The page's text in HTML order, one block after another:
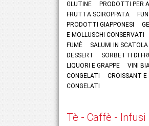
GLUTINE
PRODOTTI PER
FRUTTA SCIROPPATA
PRODOTTI GIAPPONESI
E MOLLUSCHI CONSERVATI
FUMÈ
SALUMI IN SCATOLA
DESSERT
SORBETTI DI
LIQUORI E GRAPPE
VINI
CONGELATI
CROISSANT E
CONGELATI
Tè - Caffè - Infusi